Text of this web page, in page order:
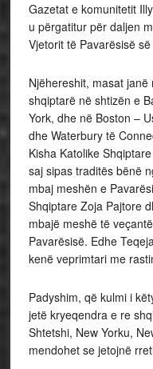
Gazetat e komunitetit
u përgatitur për daljen
Vjetorit të Pavarësisë
Njëhereshit, masat
shqiptarë në shtizën e
York, dhe në Boston –
dhe Waterbury të
Kisha Katolike
saj sipas traditës bënë
mbaj meshën e
Shqiptare Zoja Pajtore
mbajë meshë të
Pavarësisë. Edhe
kenë veprimtari me
Padyshim, që kulmi i
jetë kryeqendra e re
Shtetshi, New Yorku,
mendohet se jetojnë